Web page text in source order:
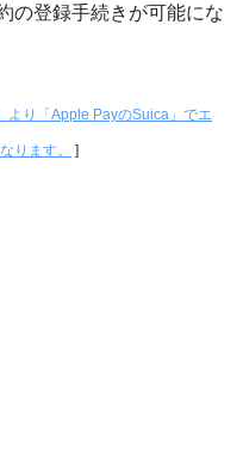
の登録手続きが可能にな
より「Apple PayのSuica」でエ
ります。 ]